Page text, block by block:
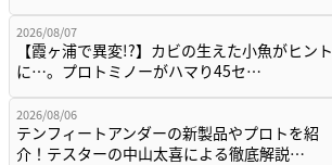
2026/08/07
【霞ヶ浦で異変!?】カビの生えた小魚がヒント
に…。プロトミノーがハマり45セ…
2026/08/06
テンフィートアンダーの新製品やプロトを紹
介！テスターの中山太喜による徹底解説…